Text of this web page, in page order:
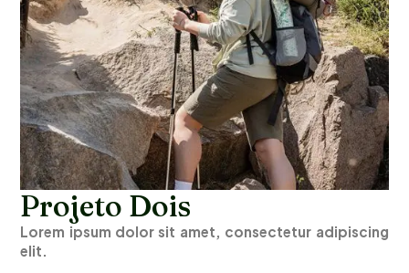
Projeto Dois
Lorem ipsum dolor sit amet, consectetur adipiscing
elit.